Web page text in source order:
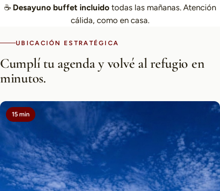
☕ Desayuno buffet incluido todas las mañanas. Atención
cálida, como en casa.
UBICACIÓN ESTRATÉGICA
Cumplí tu agenda y volvé al refugio en
minutos.
15 min